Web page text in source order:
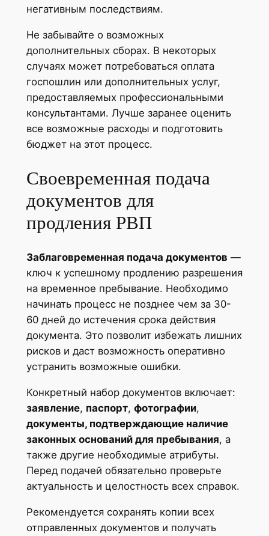
негативным последствиям.
Не забывайте о возможных
дополнительных сборах. В некоторых
случаях может потребоваться оплата
госпошлин или дополнительных услуг,
предоставляемых профессиональными
консультантами. Лучше заранее оценить
все возможные расходы и подготовить
бюджет на этот процесс.
Своевременная подача
документов для
продления РВП
Заблаговременная подача документов —
ключ к успешному продлению разрешения
на временное пребывание. Необходимо
начинать процесс не позднее чем за 30-
60 дней до истечения срока действия
документа. Это позволит избежать лишних
рисков и даст возможность оперативно
устранить возможные ошибки.
Конкретный набор документов включает:
заявление, паспорт, фотографии,
документы, подтверждающие наличие
законных оснований для пребывания, а
также другие необходимые атрибуты.
Перед подачей обязательно проверьте
актуальность и целостность всех справок.
Рекомендуется сохранять копии всех
отправленных документов и получать